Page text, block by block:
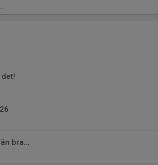
bra...